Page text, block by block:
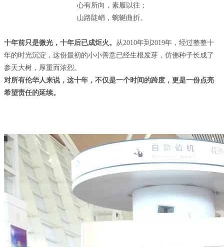
心有所向，素履以往；
山路陡峭，蜿蜒曲折。
十年前只是微光，十年后已成炬火。 从2010年到2019年，经过整整十
年的时光沉淀，这份最初的小小善意已经生根发芽，仿佛种子长成了
参天大树，厚重而浓烈。
对所有伦华人来说，这十年，不仅是一个时间的跨度，更是一份点亮
希望责任的延续。